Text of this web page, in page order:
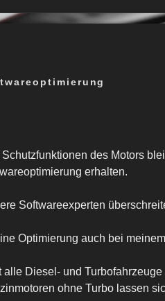
des Motors
erhalten.
Softwareexperten
Optimierung auch bei
alle Diesel- und
ohne Turbo lassen